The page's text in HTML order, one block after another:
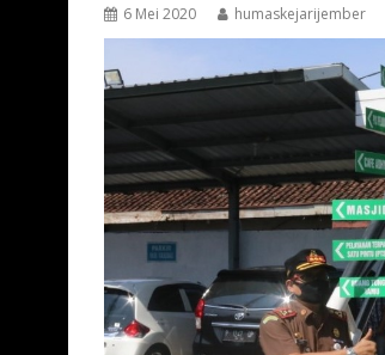
6 Mei 2020 humaskejarijember